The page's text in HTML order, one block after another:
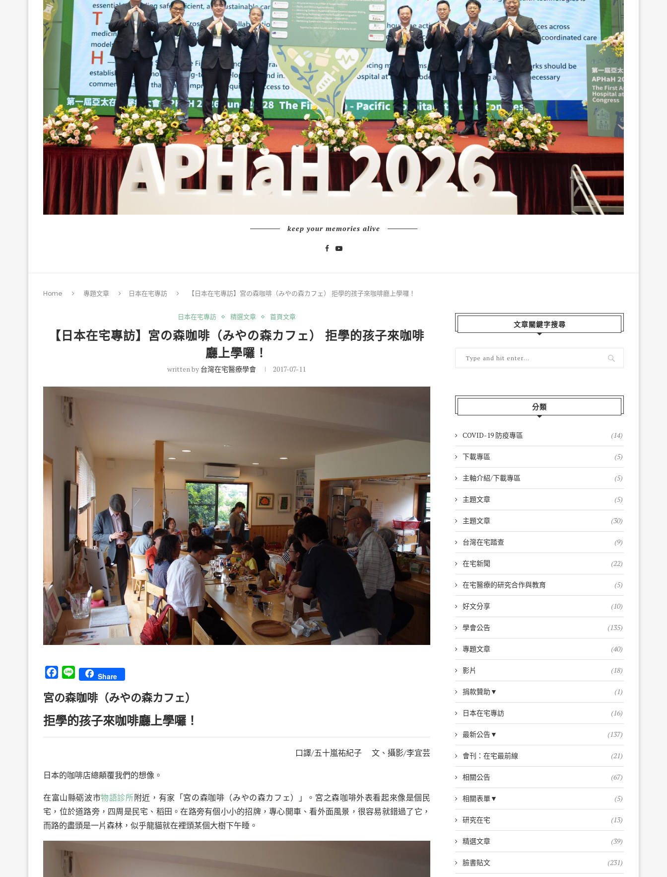
keep your memories alive
Home 專題文章 日本在宅專訪 【日本在宅專訪】宮の森咖啡（みやの森カフェ） 拒學的孩子來咖啡廳上學囉！
日本在宅專訪 精選文章 首頁文章
【日本在宅專訪】宮の森咖啡（みやの森カフェ） 拒學的孩子來咖啡
廳上學囉！
written by 台灣在宅醫療學會 2017-07-11
Facebook
Line Share
宮の森咖啡（みやの森カフェ）
拒學的孩子來咖啡廳上學囉！
口譯/五十嵐祐紀子 文、攝影/李宜芸
日本的咖啡店總顛覆我們的想像。
在富山縣砺波市物語診所附近，有家「宮の森咖啡（みやの森カフェ）」。宮之森咖啡外表看起來像是個民
宅，位於道路旁，四周是民宅、稻田。在路旁有個小小的招牌，專心開車、看外面風景，很容易就錯過了它，
而路的盡頭是一片森林，似乎龍貓就在裡頭某個大樹下午睡。
文章關鍵字搜尋
分類
COVID-19 防疫專區 (14)
下載專區 (5)
主軸介紹/下載專區 (5)
主題文章 (5)
主題文章 (30)
台灣在宅踏查 (9)
在宅新聞 (22)
在宅醫療的研究合作與教育 (5)
好文分享 (10)
學會公告 (135)
專題文章 (40)
影片 (18)
捐款贊助▼ (1)
日本在宅專訪 (16)
最新公告▼ (137)
會刊：在宅最前線 (21)
相關公告 (67)
相關表單▼ (5)
研究在宅 (13)
精選文章 (39)
臉書貼文 (231)